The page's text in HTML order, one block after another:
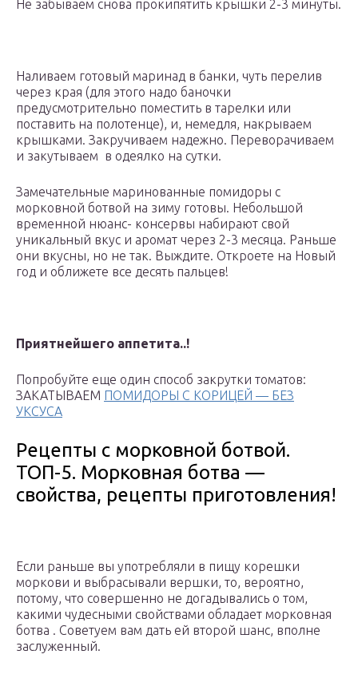
Не забываем снова прокипятить крышки 2-3 минуты.
Наливаем готовый маринад в банки, чуть перелив
через края (для этого надо баночки
предусмотрительно поместить в тарелки или
поставить на полотенце), и, немедля, накрываем
крышками. Закручиваем надежно. Переворачиваем
и закутываем в одеялко на сутки.
Замечательные маринованные помидоры с
морковной ботвой на зиму готовы. Небольшой
временной нюанс- консервы набирают свой
уникальный вкус и аромат через 2-3 месяца. Раньше
они вкусны, но не так. Выждите. Откроете на Новый
год и оближете все десять пальцев!
Приятнейшего аппетита..!
Попробуйте еще один способ закрутки томатов:
ЗАКАТЫВАЕМ ПОМИДОРЫ С КОРИЦЕЙ — БЕЗ
УКСУСА
Рецепты с морковной ботвой.
ТОП-5. Морковная ботва —
свойства, рецепты приготовления!
Если раньше вы употребляли в пищу корешки
моркови и выбрасывали вершки, то, вероятно,
потому, что совершенно не догадывались о том,
какими чудесными свойствами обладает морковная
ботва . Советуем вам дать ей второй шанс, вполне
заслуженный.